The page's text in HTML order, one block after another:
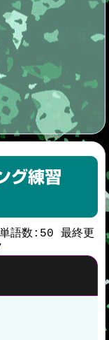
グ練習
語数:50 最終更